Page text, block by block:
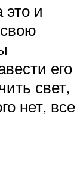
это и
его
свет,
нет, все